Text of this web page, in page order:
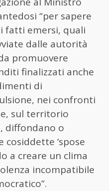
“per sapere
fatti emersi, quali
dalle autorità
promuovere
finalizzati anche
di
nei confronti
sul territorio
diffondano o
cosiddette ‘spose
a creare un clima
incompatibile